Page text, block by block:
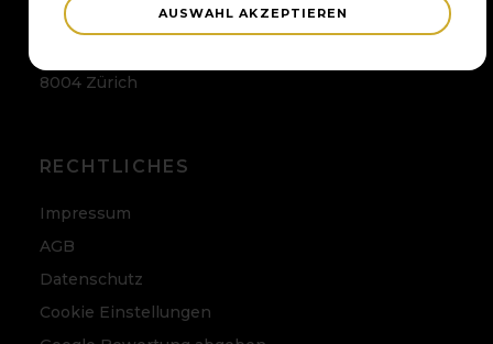
Maybaum AG
8004 Zürich
RECHTLICHES
Impressum
AGB
Datenschutz
Cookie Einstellungen
AUSWAHL AKZEPTIEREN